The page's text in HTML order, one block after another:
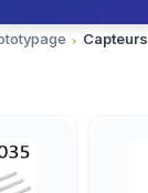
Capteurs